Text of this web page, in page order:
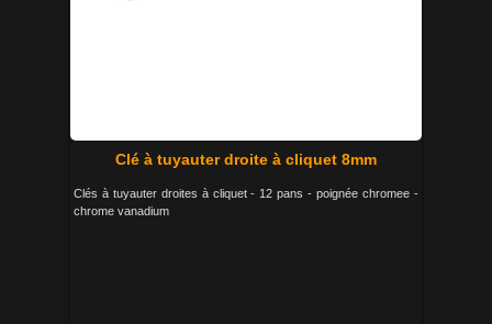
Clé à tuyauter droite à cliquet 8mm
Clés à tuyauter droites à cliquet - 12 pans - poignée chromee -
chrome vanadium